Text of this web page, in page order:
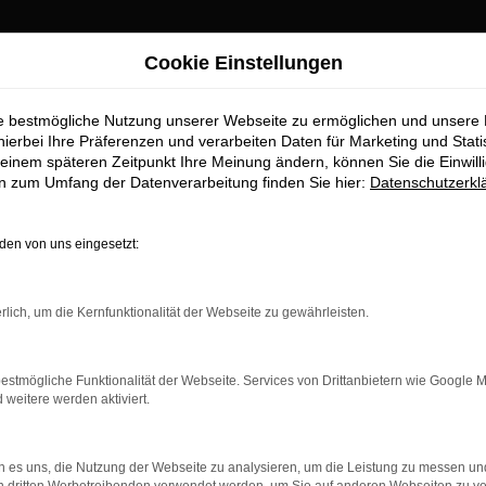
bestimmter Seiten verhindern. Funktioniert die Seite in
beheben.
auf dem neuesten Stand sind.
kann auch dazu führen, dass bestimmte Funktionen
Cookie Einstellungen
bestmögliche Nutzung unserer Webseite zu ermöglichen und unsere
Ihre Präferenzen und verarbeiten Daten für Marketing und
späteren Zeitpunkt Ihre Meinung ändern, können Sie die
zum Umfang der Datenverarbeitung finden Sie hier:
von uns eingesetzt:
um die Kernfunktionalität der Webseite zu gewährleisten.
Funktionalität der Webseite. Services von Drittanbietern wie Google
weitere werden aktiviert.
es uns, die Nutzung der Webseite zu analysieren, um die Leistung zu messen